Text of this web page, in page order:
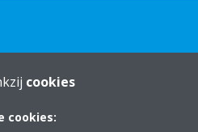
cookies
cookies: